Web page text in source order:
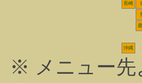
長崎
沖縄
※ メニュー先